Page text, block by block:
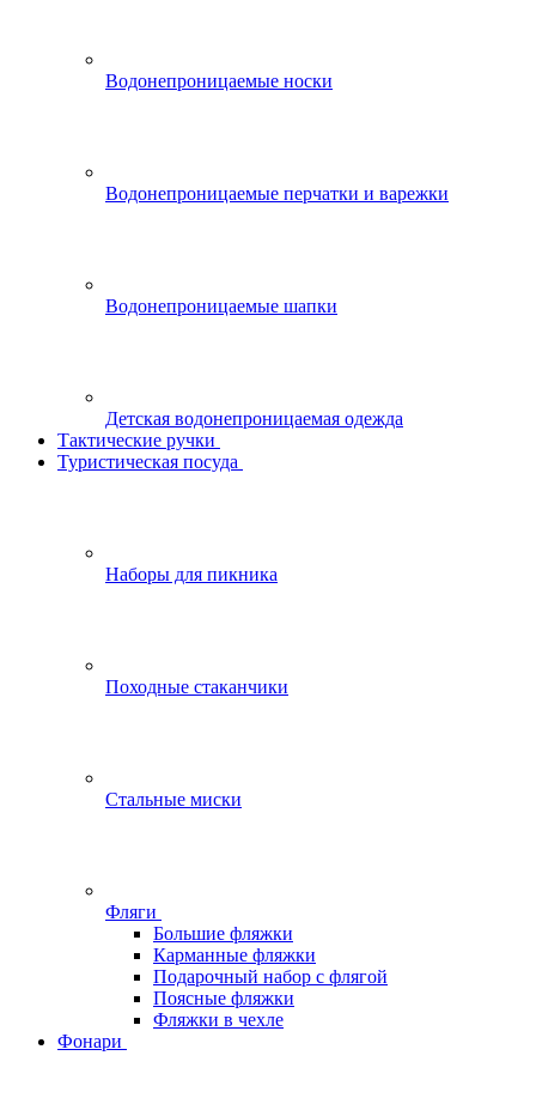
Водонепроницаемые носки
Водонепроницаемые перчатки и варежки
Водонепроницаемые шапки
Детская водонепроницаемая одежда
Тактические ручки
Туристическая посуда
Наборы для пикника
Походные стаканчики
Стальные миски
Фляги
Большие фляжки
Карманные фляжки
Подарочный набор с флягой
Поясные фляжки
Фляжки в чехле
Фонари